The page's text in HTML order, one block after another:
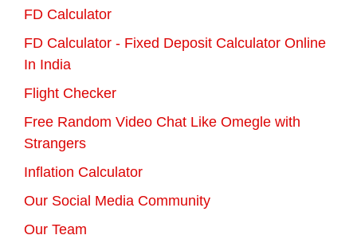
FD Calculator
FD Calculator - Fixed Deposit Calculator Online
In India
Flight Checker
Free Random Video Chat Like Omegle with
Strangers
Inflation Calculator
Our Social Media Community
Our Team